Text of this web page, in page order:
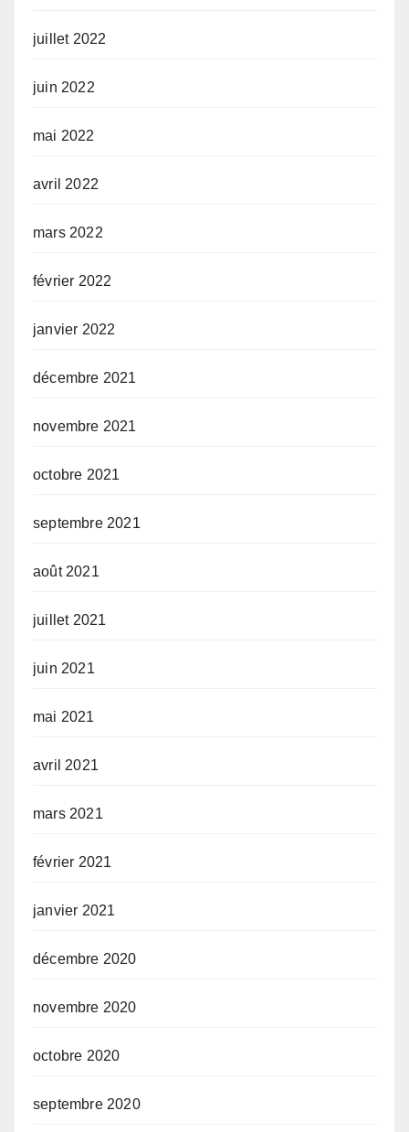
juillet 2022
juin 2022
mai 2022
avril 2022
mars 2022
février 2022
janvier 2022
décembre 2021
novembre 2021
octobre 2021
septembre 2021
août 2021
juillet 2021
juin 2021
mai 2021
avril 2021
mars 2021
février 2021
janvier 2021
décembre 2020
novembre 2020
octobre 2020
septembre 2020